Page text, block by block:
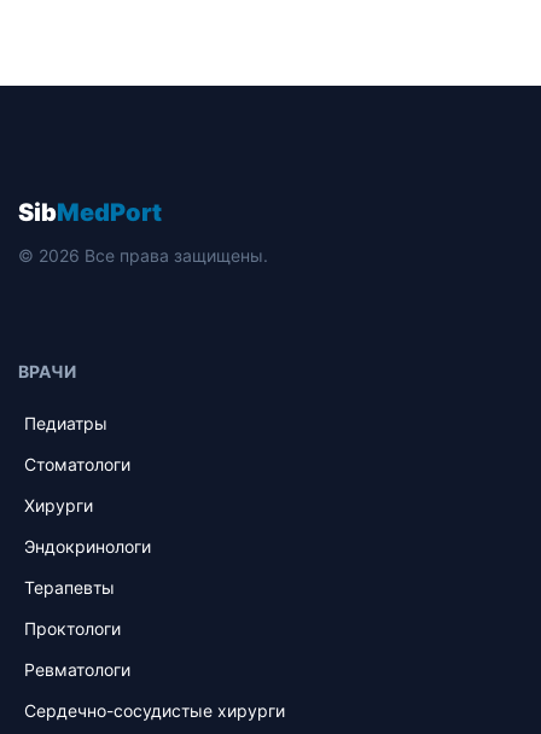
SibMedPort
© 2026 Все права защищены.
ВРАЧИ
Педиатры
Стоматологи
Хирурги
Эндокринологи
Терапевты
Проктологи
Ревматологи
Сердечно-сосудистые хирурги